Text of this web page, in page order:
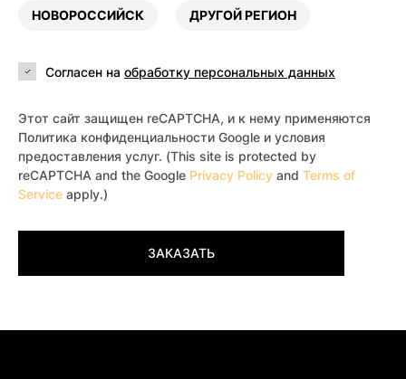
НОВОРОССИЙСК ДРУГОЙ РЕГИОН
Согласен на обработку персональных данных
Этот сайт защищен reCAPTCHA, и к нему применяются
Политика конфиденциальности Google и условия
предоставления услуг. (This site is protected by
reCAPTCHA and the Google Privacy Policy and Terms of
Service apply.)